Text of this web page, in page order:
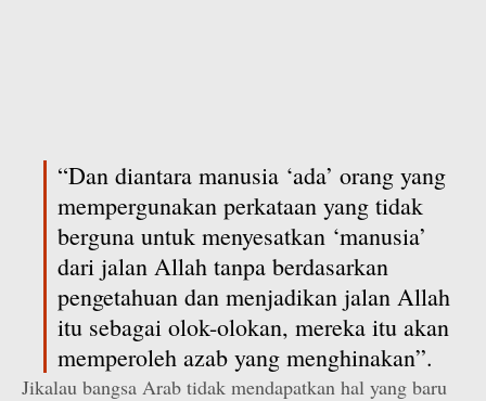
“Dan diantara manusia ‘ada’ orang yang
mempergunakan perkataan yang tidak
berguna untuk menyesatkan ‘manusia’
dari jalan Allah tanpa berdasarkan
pengetahuan dan menjadikan jalan Allah
itu sebagai olok-olokan, mereka itu akan
memperoleh azab yang menghinakan”.
Jikalau bangsa Arab tidak mendapatkan hal yang baru